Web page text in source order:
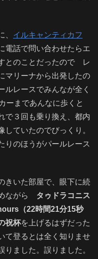
、 イルキャンティカフ
電話で問い合わせたらエ
とのことだったので レ
マリーナから出発したの
ルレースでみんなが全く
ーまであんなに歩くと
で３回も乗り換え、都内
ていたのでびっくり。
りのほうがパールレース
きいた部屋で、眼下に続
ながら タゥドラコニス
（22時間21分15秒
祝杯を上げるはずだった
登るとは全く知りませ
りました。誤りました。